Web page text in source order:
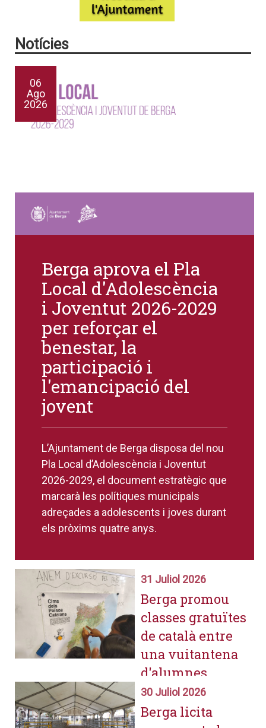
Notícies
06
Ago
2026
Berga aprova el Pla
Local d'Adolescència
i Joventut 2026-2029
per reforçar el
benestar, la
participació i
l'emancipació del
jovent
L’Ajuntament de Berga disposa del nou
Pla Local d’Adolescència i Joventut
2026-2029, el document estratègic que
marcarà les polítiques municipals
adreçades a adolescents i joves durant
els pròxims quatre anys.
31 Juliol 2026
Berga promou
classes gratuïtes
de català entre
una vuitantena
d'alumnes
durant el curs
escolar i l'estiu
30 Juliol 2026
Berga licita